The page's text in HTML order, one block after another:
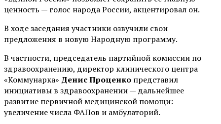
ценность — голос народа России, акцентировал он.
В ходе заседания участники озвучили свои
предложения в новую Народную программу.
В частности, председатель партийной комиссии по
здравоохранению, директор клинического центра
«Коммунарка» Денис Проценко представил
инициативы в здравоохранении — дальнейшее
развитие первичной медицинской помощи:
увеличение числа ФАПов и амбулаторий.